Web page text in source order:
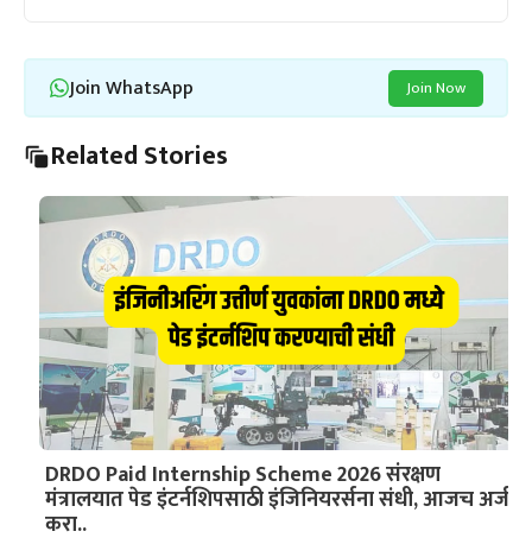
Join WhatsApp Join Now
Related Stories
DRDO Paid Internship Scheme 2026 संरक्षण
मंत्रालयात पेड इंटर्नशिपसाठी इंजिनियरर्सना संधी, आजच अर्ज
करा..